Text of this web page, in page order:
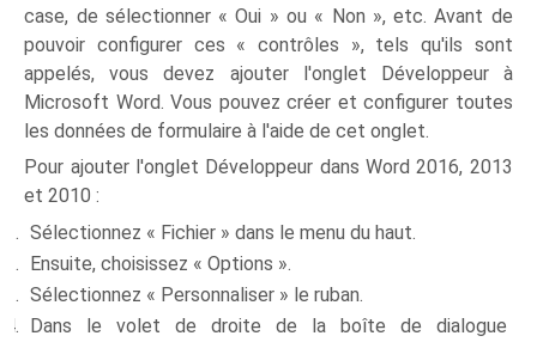
case, de sélectionner « Oui » ou « Non », etc. Avant de
pouvoir configurer ces « contrôles », tels qu'ils sont
appelés, vous devez ajouter l'onglet Développeur à
Microsoft Word. Vous pouvez créer et configurer toutes
les données de formulaire à l'aide de cet onglet.
Pour ajouter l'onglet Développeur dans Word 2016, 2013
et 2010 :
Sélectionnez « Fichier » dans le menu du haut.
Ensuite, choisissez « Options ».
Sélectionnez « Personnaliser » le ruban.
Dans le volet de droite de la boîte de dialogue